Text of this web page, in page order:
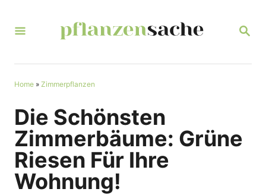
S
R
Home » Zimmerpflanzen
Die Schönsten
Zimmerbäume: Grüne
Riesen Für Ihre
Wohnung!